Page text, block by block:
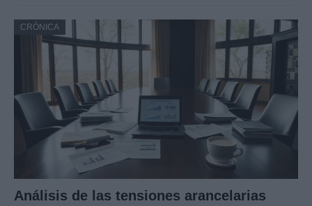
CRÓNICA
Análisis de las tensiones arancelarias